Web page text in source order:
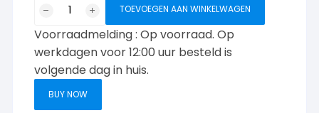
cilinder
schuifslot
haak
TOEVOEGEN AAN WINKELWAGEN
Voorraadmelding : Op voorraad. Op
werkdagen voor 12:00 uur besteld is
volgende dag in huis.
BUY NOW